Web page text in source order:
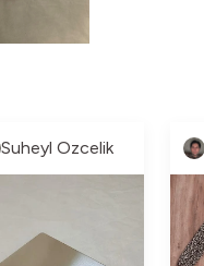
Suheyl Ozcelik